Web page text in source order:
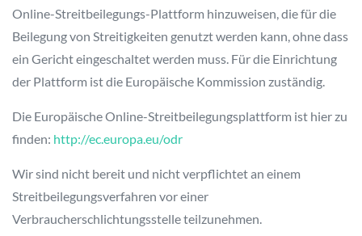
Online-Streitbeilegungs-Plattform hinzuweisen, die für die
Beilegung von Streitigkeiten genutzt werden kann, ohne dass
ein Gericht eingeschaltet werden muss. Für die Einrichtung
der Plattform ist die Europäische Kommission zuständig.
Die Europäische Online-Streitbeilegungsplattform ist hier zu
finden: http://ec.europa.eu/odr
Wir sind nicht bereit und nicht verpflichtet an einem
Streitbeilegungsverfahren vor einer
Verbraucherschlichtungsstelle teilzunehmen.